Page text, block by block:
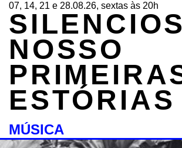
07, 14, 21 e 28.08.26, sextas às 20h
NOSSO
ESTÓRIAS
MÚSICA